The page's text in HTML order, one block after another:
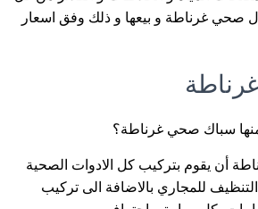
صحي غرناطة و بيعها و ذلك وفق اسعار
سباك صحي غرناطة؟
أن يقوم بتركيب كل الادوات الصحية
للمجاري بالاضافة الى تركيب